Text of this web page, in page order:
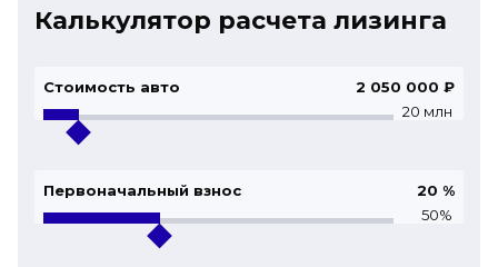
Калькулятор расчета лизинга
Стоимость авто
2 050 000 ₽
20 млн
Первоначальный взнос 20 %
50%